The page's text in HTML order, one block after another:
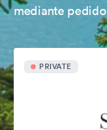
mediante pedido
PRIVATE